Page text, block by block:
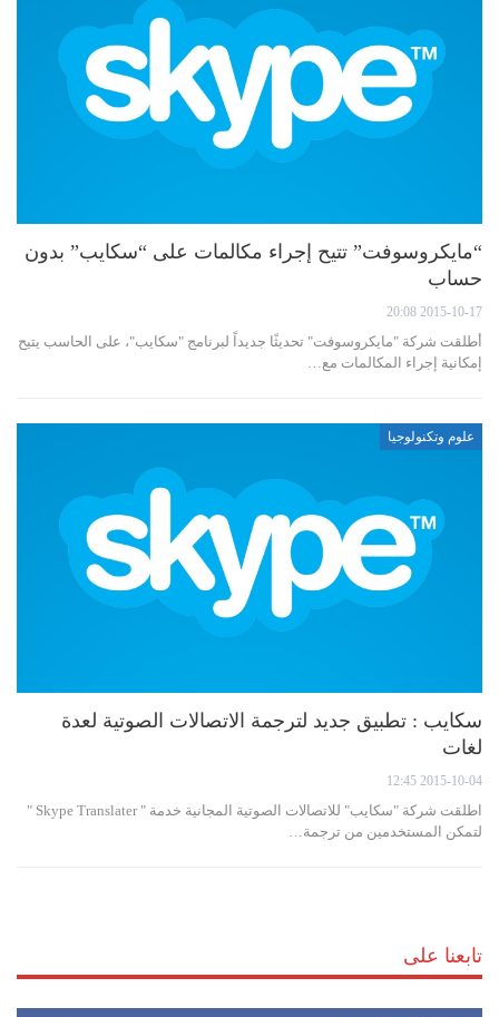
“مايكروسوفت” تتيح إجراء مكالمات على “سكايب” بدون
حساب
2015-10-17 20:08
أطلقت شركة "مايكروسوفت" تحديثًا جديداً لبرنامج "سكايب"، على الحاسب يتيح
إمكانية إجراء المكالمات مع…
علوم وتكنولوجيا
سكايب : تطبيق جديد لترجمة الاتصالات الصوتية لعدة
لغات
2015-10-04 12:45
اطلقت شركة "سكايب" للاتصالات الصوتية المجانية خدمة " Skype Translater "
لتمكن المستخدمين من ترجمة…
تابعنا على